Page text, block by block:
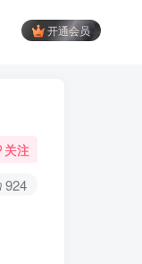
开通会员
关注
924